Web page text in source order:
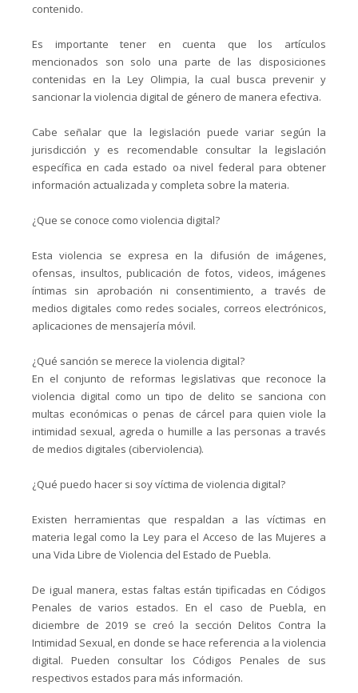
contenido.
Es importante tener en cuenta que los artículos
mencionados son solo una parte de las disposiciones
contenidas en la Ley Olimpia, la cual busca prevenir y
sancionar la violencia digital de género de manera efectiva.
Cabe señalar que la legislación puede variar según la
jurisdicción y es recomendable consultar la legislación
específica en cada estado oa nivel federal para obtener
información actualizada y completa sobre la materia.
¿Que se conoce como violencia digital?
Esta violencia se expresa en la difusión de imágenes,
ofensas, insultos, publicación de fotos, videos, imágenes
íntimas sin aprobación ni consentimiento, a través de
medios digitales como redes sociales, correos electrónicos,
aplicaciones de mensajería móvil.
¿Qué sanción se merece la violencia digital?
En el conjunto de reformas legislativas que reconoce la
violencia digital como un tipo de delito se sanciona con
multas económicas o penas de cárcel para quien viole la
intimidad sexual, agreda o humille a las personas a través
de medios digitales (ciberviolencia).
¿Qué puedo hacer si soy víctima de violencia digital?
Existen herramientas que respaldan a las víctimas en
materia legal como la Ley para el Acceso de las Mujeres a
una Vida Libre de Violencia del Estado de Puebla.
De igual manera, estas faltas están tipificadas en Códigos
Penales de varios estados. En el caso de Puebla, en
diciembre de 2019 se creó la sección Delitos Contra la
Intimidad Sexual, en donde se hace referencia a la violencia
digital. Pueden consultar los Códigos Penales de sus
respectivos estados para más información.